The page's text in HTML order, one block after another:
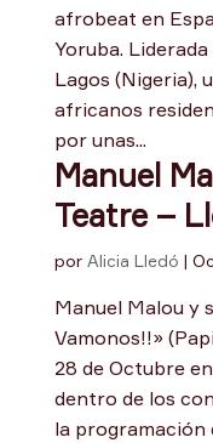
afrobeat en
Yoruba.
Lagos (Nigeria),
africanos
por unas...
Manuel
Teatre –
por Alicia Lledó |
Manuel Malou y
Vamonos!!»
28 de Octubre
dentro de los
la programación